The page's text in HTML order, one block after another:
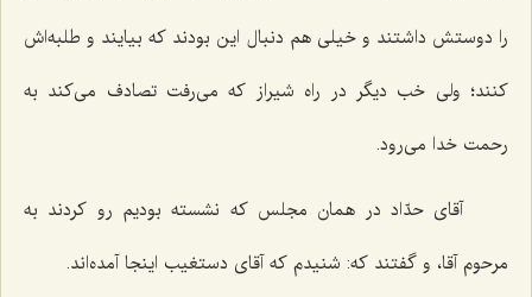
را دوستش داشتند و خیلی هم دنبال این بودند كه بیایند و طلبه‌اش
كنند؛ ولی خب دیگر در راه شیراز كه می‌رفت تصادف می‌كند به
رحمت خدا می‌رود.
آقای حدّاد در همان مجلس كه نشسته بودیم رو كردند به
مرحوم آقا، و گفتند كه: شنیدم كه آقای دستغیب اینجا آمده‌اند.